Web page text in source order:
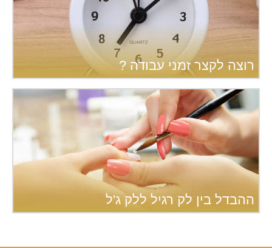
רוצה לקצר זמני עבודה ?
ההבדל בין לק רגיל ללק ג'ל